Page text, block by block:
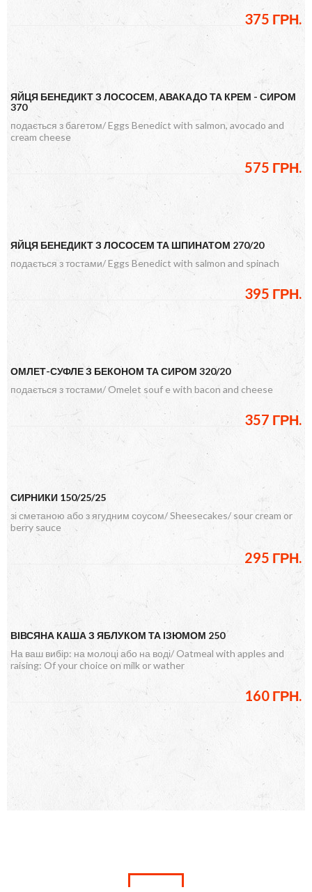
375 ГРН.
ЯЙЦЯ БЕНЕДИКТ З ЛОСОСЕМ, АВАКАДО ТА КРЕМ - СИРОМ
370
подається з багетом/ Eggs Benedict with salmon, avocado and
cream cheese
575 ГРН.
ЯЙЦЯ БЕНЕДИКТ З ЛОСОСЕМ ТА ШПИНАТОМ 270/20
подається з тостами/ Eggs Benedict with salmon and spinach
395 ГРН.
ОМЛЕТ-СУФЛЕ З БЕКОНОМ ТА СИРОМ 320/20
подається з тостами/ Omelet souf e with bacon and cheese
357 ГРН.
СИРНИКИ 150/25/25
зі сметаною або з ягудним соусом/ Sheesecakes/ sour cream or
berry sauce
295 ГРН.
ВІВСЯНА КАША З ЯБЛУКОМ ТА ІЗЮМОМ 250
На ваш вибір: на молоці або на воді/ Oatmeal with apples and
raising: Of your choice on milk or wather
160 ГРН.